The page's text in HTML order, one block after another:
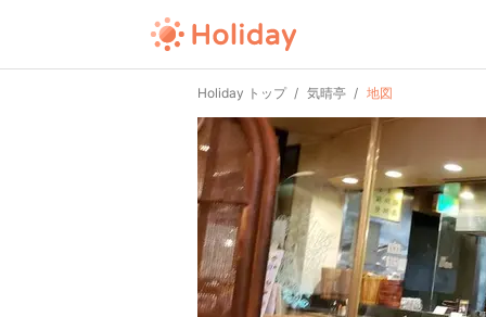
Holiday トップ 気晴亭 地図